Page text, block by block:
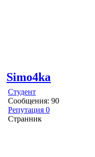
Simo4ka
Студент
Сообщения: 90
Репутация 0
Странник